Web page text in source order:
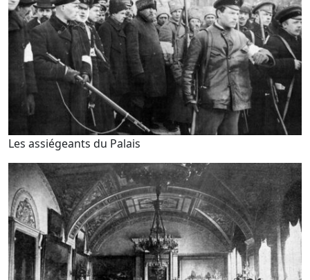
Les assiégeants du Palais